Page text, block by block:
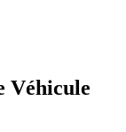
Véhicule